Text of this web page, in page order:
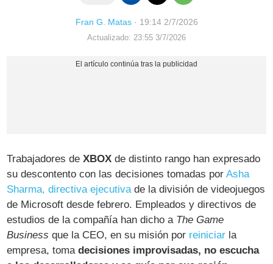
Fran G. Matas· 19:14 2/7/2026
Actualizado: 23:55 3/7/2026
Trabajadores deXBOX de distinto rango han expresado
su descontento con las decisiones tomadas porAsha
Sharma, directiva ejecutivade la división de videojuegos
de Microsoft desde febrero. Empleados y directivos de
estudios de la compañía han dicho a The Game
Business que la CEO, en su misión por reiniciar la
empresa, tomadecisiones improvisadas, no escucha